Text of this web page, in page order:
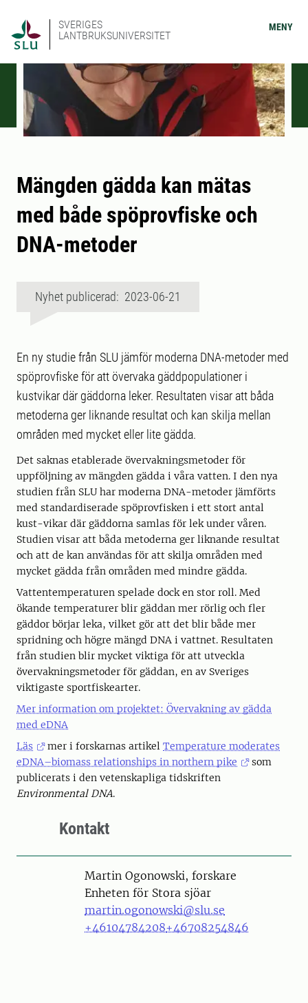
SVERIGES
LANTBRUKSUNIVERSITET
MENY
Mängden gädda kan mätas
med både spöprovfiske och
DNA-metoder
Nyhet publicerad: 2023-06-21
En ny studie från SLU jämför moderna DNA-metoder med
spöprovfiske för att övervaka gäddpopulationer i
kustvikar där gäddorna leker. Resultaten visar att båda
metoderna ger liknande resultat och kan skilja mellan
områden med mycket eller lite gädda.
Det saknas etablerade övervakningsmetoder för
uppföljning av mängden gädda i våra vatten. I den nya
studien från SLU har moderna DNA-metoder jämförts
med standardiserade spöprovfisken i ett stort antal
kust-vikar där gäddorna samlas för lek under våren.
Studien visar att båda metoderna ger liknande resultat
och att de kan användas för att skilja områden med
mycket gädda från områden med mindre gädda.
Vattentemperaturen spelade dock en stor roll. Med
ökande temperaturer blir gäddan mer rörlig och fler
gäddor börjar leka, vilket gör att det blir både mer
spridning och högre mängd DNA i vattnet. Resultaten
från studien blir mycket viktiga för att utveckla
övervakningsmetoder för gäddan, en av Sveriges
viktigaste sportfiskearter.
Mer information om projektet: Övervakning av gädda
med eDNA
Läs
mer i forskarnas artikelTemperature moderates
eDNA–biomass relationships in northern pike
som
publicerats i den vetenskapliga tidskriften
Environmental DNA.
Kontakt
PersonMartin Ogonowski, forskare
Enheten för Stora sjöar
martin.ogonowski@slu.se
+46104784208+46708254846